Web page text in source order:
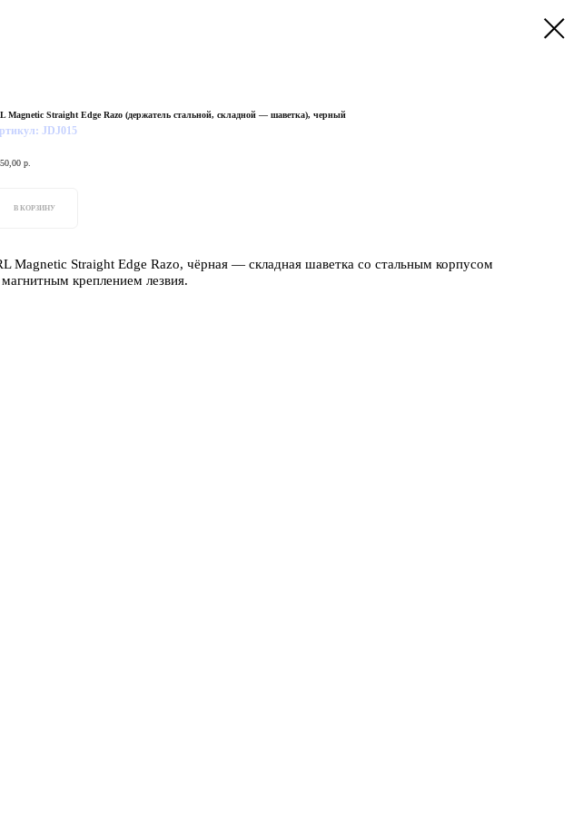
Magnetic Straight Edge Razo (держатель стальной, складной — шаветка), черный
JDJ015
р.
В КОРЗИНУ
Magnetic Straight Edge Razo, чёрная — складная шаветка со стальным корпусом
креплением лезвия.